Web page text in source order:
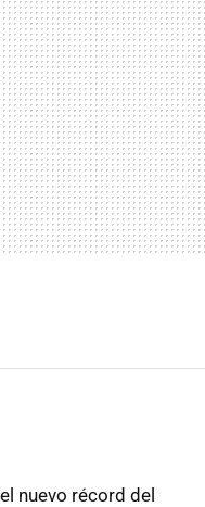
nuevo récord del